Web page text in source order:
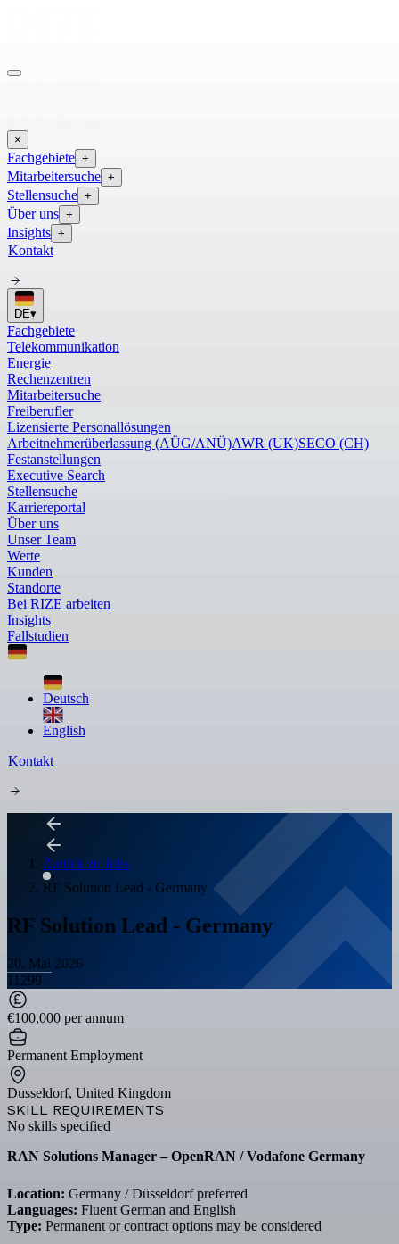
×
Fachgebiete +
Mitarbeitersuche +
Stellensuche +
Über uns +
Insights +
Kontakt
DE▾
Fachgebiete
Telekommunikation
Energie
Rechenzentren
Mitarbeitersuche
Freiberufler
Lizensierte Personallösungen
Arbeitnehmerüberlassung (AÜG/ANÜ)AWR (UK)SECO (CH)
Festanstellungen
Executive Search
Stellensuche
Karriereportal
Über uns
Unser Team
Werte
Kunden
Standorte
Bei RIZE arbeiten
Insights
Fallstudien
Deutsch
English
Kontakt
Zurück zu Jobs
RF Solution Lead - Germany
RF Solution Lead - Germany
20. Mai 2026
11299
€100,000 per annum
Permanent Employment
Dusseldorf, United Kingdom
SKILL REQUIREMENTS
No skills specified
RAN Solutions Manager – OpenRAN / Vodafone Germany
Location: Germany / Düsseldorf preferred
Languages: Fluent German and English
Type: Permanent or contract options may be considered